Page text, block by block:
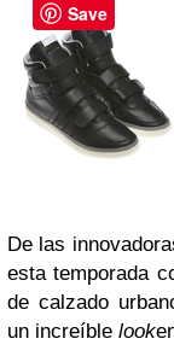
De las
esta temporada
de calzado
un increíble look
Save